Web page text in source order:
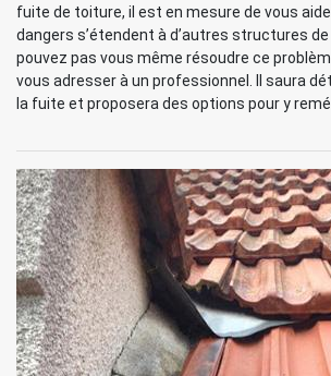
fuite de toiture, il est en mesure de vous
dangers s’étendent à d’autres structures
pouvez pas vous même résoudre ce
vous adresser à un professionnel. Il saura
la fuite et proposera des options pour y